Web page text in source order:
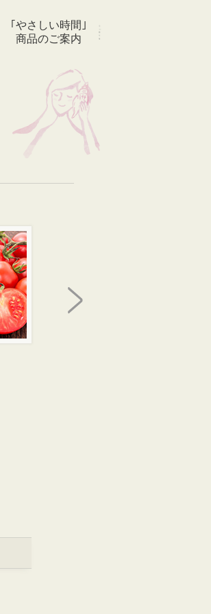
｢やさしい時間｣
商品のご案内